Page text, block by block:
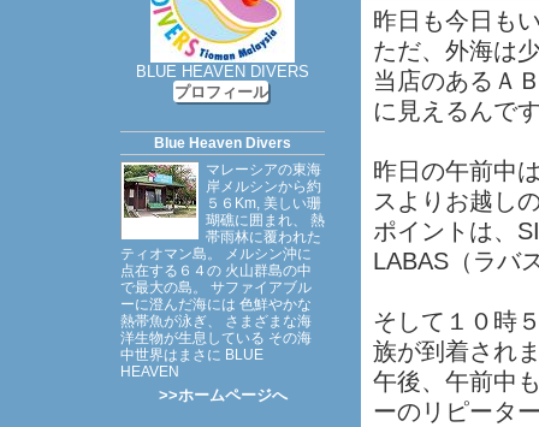
昨日も今日も
ただ、外海は
当店のあるＡ
に見えるんで
昨日の午前中
スよりお越し
ポイントは、
LABAS（ラバ
そして１０時
族が到着され
午後、午前中
ーのリピータ
BLUE HEAVEN DIVERS
プロフィール
Blue Heaven Divers
マレーシアの東海
岸メルシンから約
５６Km, 美しい珊
瑚礁に囲まれ、 熱
帯雨林に覆われた
ティオマン島。 メルシン沖に
点在する６４の 火山群島の中
で最大の島。 サファイアブル
ーに澄んだ海には 色鮮やかな
熱帯魚が泳ぎ、 さまざまな海
洋生物が生息している その海
中世界はまさに BLUE
HEAVEN
>>ホームページへ